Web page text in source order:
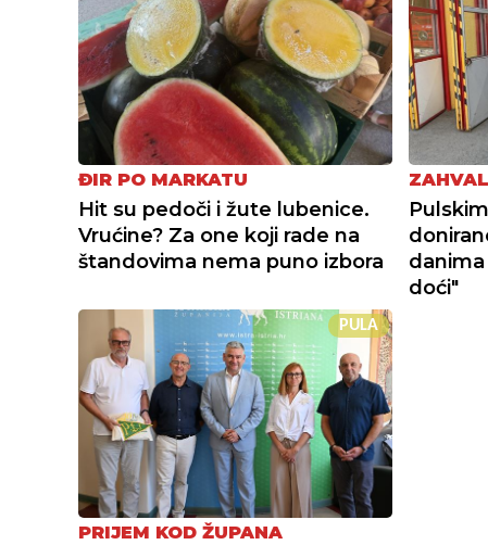
ĐIR PO MARKATU
Hit su pedoči i žute lubenice.
Vrućine? Za one koji rade na
štandovima nema puno izbora
doći"
PULA
PRIJEM KOD ŽUPANA